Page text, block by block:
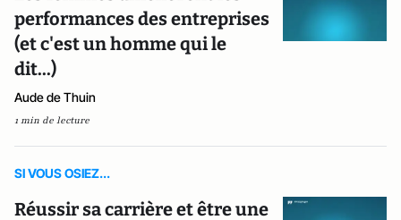
performances des entreprises
(et c'est un homme qui le
dit...)
Aude de Thuin
1 min de lecture
SI VOUS OSIEZ...
Réussir sa carrière et être une